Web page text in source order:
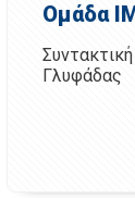
Ομάδα
Γλυφάδας